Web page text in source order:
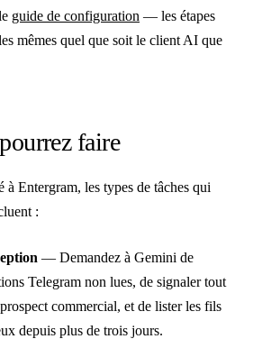
guide de configuration — les étapes
mêmes quel que soit le client AI que
faire
Entergram, les types de tâches qui
:
— Demandez à Gemini de
Telegram non lues, de signaler tout
commercial, et de lister les fils
depuis plus de trois jours.